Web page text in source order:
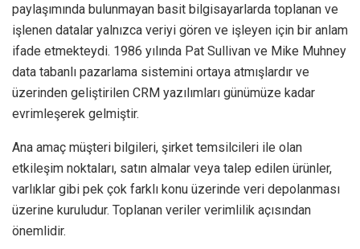
paylaşımında bulunmayan basit bilgisayarlarda toplanan ve
işlenen datalar yalnızca veriyi gören ve işleyen için bir anlam
ifade etmekteydi. 1986 yılında Pat Sullivan ve Mike Muhney
data tabanlı pazarlama sistemini ortaya atmışlardır ve
üzerinden geliştirilen CRM yazılımları günümüze kadar
evrimleşerek gelmiştir.
Ana amaç müşteri bilgileri, şirket temsilcileri ile olan
etkileşim noktaları, satın almalar veya talep edilen ürünler,
varlıklar gibi pek çok farklı konu üzerinde veri depolanması
üzerine kuruludur. Toplanan veriler verimlilik açısından
önemlidir.